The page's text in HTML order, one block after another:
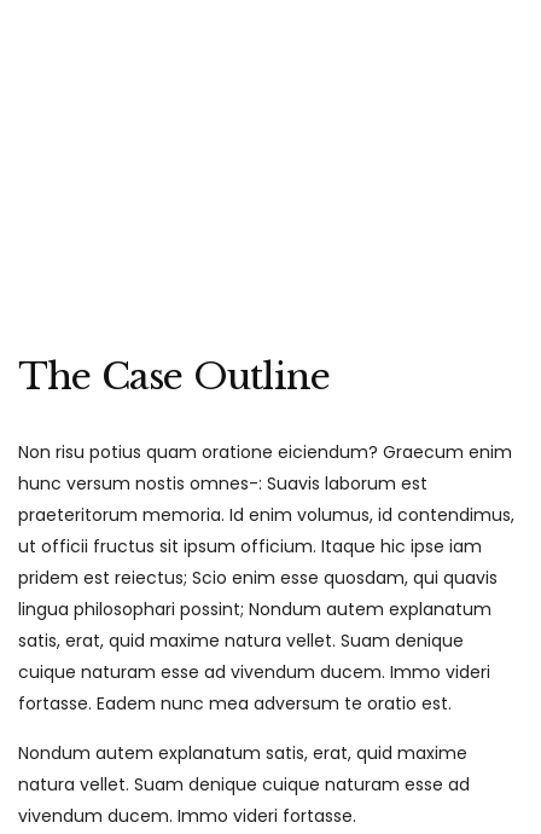
The Case Outline
Non risu potius quam oratione eiciendum? Graecum enim
hunc versum nostis omnes-: Suavis laborum est
praeteritorum memoria. Id enim volumus, id contendimus,
ut officii fructus sit ipsum officium. Itaque hic ipse iam
pridem est reiectus; Scio enim esse quosdam, qui quavis
lingua philosophari possint; Nondum autem explanatum
satis, erat, quid maxime natura vellet. Suam denique
cuique naturam esse ad vivendum ducem. Immo videri
fortasse. Eadem nunc mea adversum te oratio est.
Nondum autem explanatum satis, erat, quid maxime
natura vellet. Suam denique cuique naturam esse ad
vivendum ducem. Immo videri fortasse.